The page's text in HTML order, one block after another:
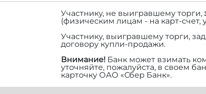
Участнику, не выигравшему торги,
(физическим лицам - на карт-
Участнику, выигравшему торги,
договору купли-продажи.
Внимание! Банк может взимать
уточняйте, пожалуйста, в своем
карточку ОАО «Сбер Банк».